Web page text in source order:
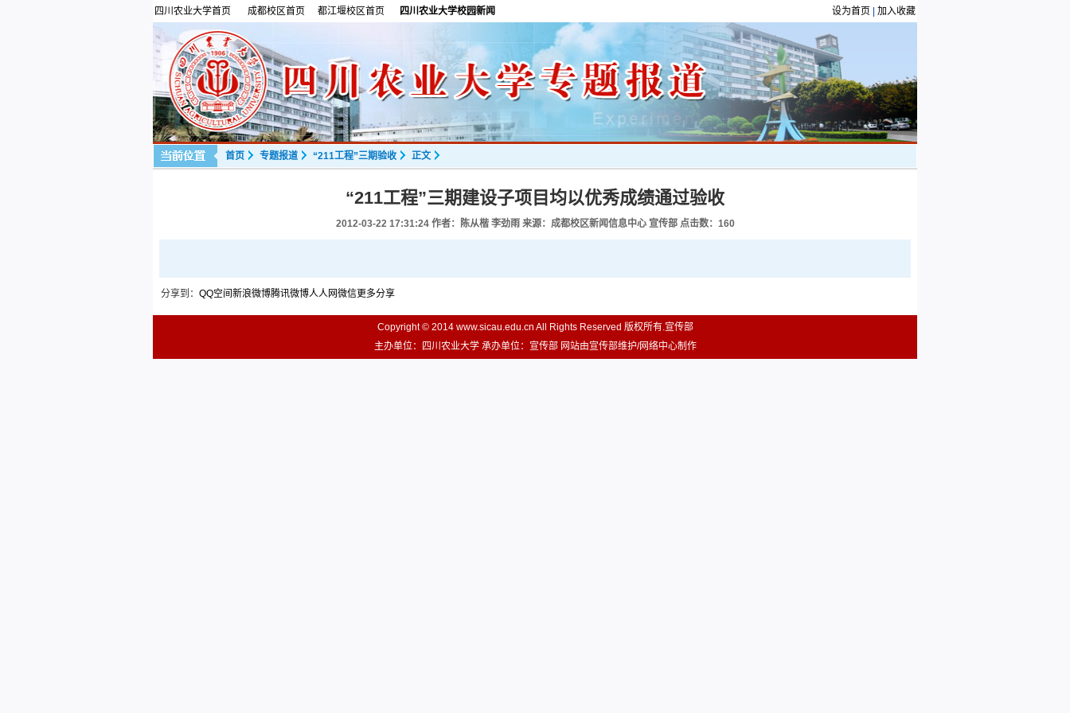
四川农业大学首页 成都校区首页 都江堰校区首页 四川农业大学校园新闻 设为首页 加入收藏
首页 专题报道 “211工程”三期验收 正文
“211工程”三期建设子项目均以优秀成绩通过验收
2012-03-22 17:31:24作者：陈从楷 李劲雨 来源：成都校区新闻信息中心 宣传部 点击数： 160
分享到： QQ空间 新浪微博腾讯微博人人网微信更多分享
Copyright © 2014 www.sicau.edu.cn All Rights Reserved 版权所有.宣传部
主办单位：四川农业大学 承办单位：宣传部 网站由宣传部维护/网络中心制作